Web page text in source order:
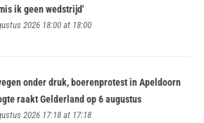
ik geen wedstrijd'
2026 18:00 at 18:00
onder druk, boerenprotest in Apeldoorn
raakt Gelderland op 6 augustus
2026 17:18 at 17:18